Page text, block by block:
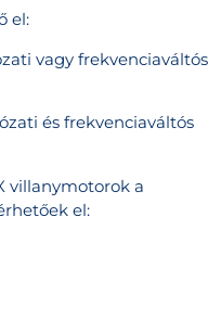
el:
vagy frekvenciaváltós
és frekvenciaváltós
villanymotorok a
el: